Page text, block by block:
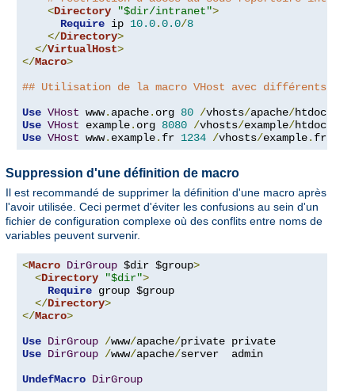
<Directory "$dir/intranet">
Require ip 10.0.0.0/8
</Directory>
</VirtualHost>
</Macro>
## Utilisation de la macro VHost avec différents
Use VHost www. apache. org 80 /vhosts/apache/
Use VHost example. org 8080 /vhosts/example/
Use VHost www. example. fr 1234 /vhosts/example. fr
Suppression d'une définition de macro
Il est recommandé de supprimer la définition d'une macro après
l'avoir utilisée. Ceci permet d'éviter les confusions au sein d'un
fichier de configuration complexe où des conflits entre noms de
variables peuvent survenir.
<Macro DirGroup $dir $group>
<Directory "$dir">
Require group $group
</Directory>
</Macro>
Use DirGroup /www/apache/
Use DirGroup /www/apache/server  admin
UndefMacro DirGroup